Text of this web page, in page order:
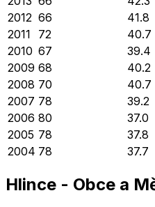
2012 66
41.8
2011
72
40.7
2010 67
39.4
2009 68
40.2
2008 70
40.7
2007 78
39.2
2006 80
37.0
2005 78
37.8
2004 78 37.7
Hlince - Obce a